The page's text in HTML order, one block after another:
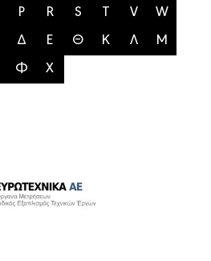
P R S T V
W
Δ Ε Θ Κ Λ
Μ
Φ Χ